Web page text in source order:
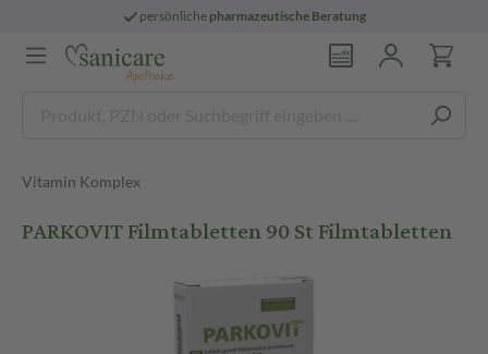
persönliche pharmazeutische Beratung
Vitamin Komplex
PARKOVIT Filmtabletten 90 St Filmtabletten